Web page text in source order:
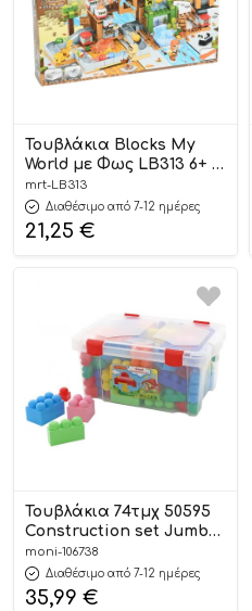
Τουβλάκια Blocks My
World με Φως LB313 6+ –
Martin Toys
mrt-LB313
Διαθέσιμο από 7-12 ημέρες
21,25 €
Τουβλάκια 74τμχ 50595
Construction set Jumbo
4810344050595 3+ –
Polesie
moni-106738
Διαθέσιμο από 7-12 ημέρες
35,99 €